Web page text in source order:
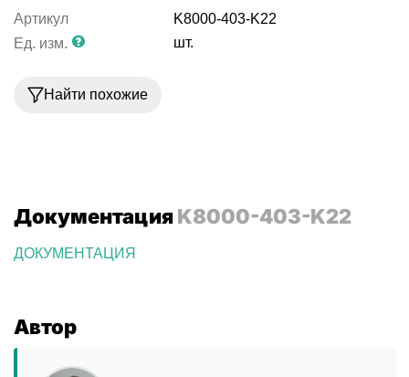
Артикул
K8000-403-K22
Ед. изм.
шт.
Найти похожие
Документация K8000-403-K22
ДОКУМЕНТАЦИЯ
Автор